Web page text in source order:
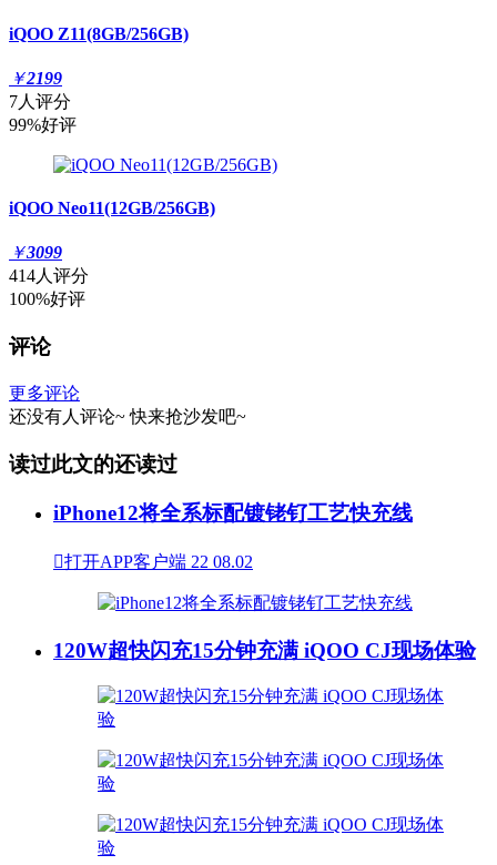
iQOO Z11(8GB/256GB)
￥2199
7人评分
99%好评
iQOO Neo11(12GB/256GB)
￥3099
414人评分
100%好评
评论
更多评论
还没有人评论~ 快来抢沙发吧~
读过此文的还读过
iPhone12将全系标配镀铑钌工艺快充线
打开APP客户端 22 08.02
120W超快闪充15分钟充满 iQOO CJ现场体验